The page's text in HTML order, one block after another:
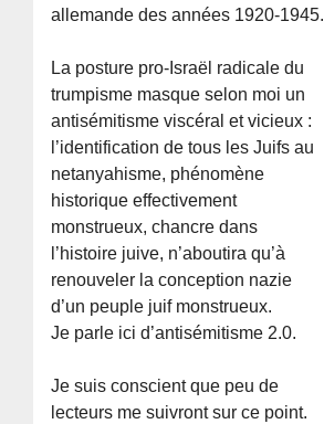
allemande des années 1920-1945.
La posture pro-Israël radicale du
trumpisme masque selon moi un
antisémitisme viscéral et vicieux :
l’identification de tous les Juifs au
netanyahisme, phénomène
historique effectivement
monstrueux, chancre dans
l’histoire juive, n’aboutira qu’à
renouveler la conception nazie
d’un peuple juif monstrueux.
Je parle ici d’antisémitisme 2.0.
Je suis conscient que peu de
lecteurs me suivront sur ce point.